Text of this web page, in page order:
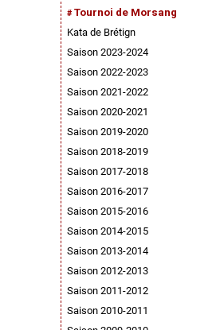
Tournoi de Morsang
Kata de Brétign
Saison 2023-2024
Saison 2022-2023
Saison 2021-2022
Saison 2020-2021
Saison 2019-2020
Saison 2018-2019
Saison 2017-2018
Saison 2016-2017
Saison 2015-2016
Saison 2014-2015
Saison 2013-2014
Saison 2012-2013
Saison 2011-2012
Saison 2010-2011